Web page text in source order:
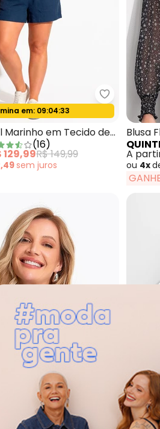
Quintess -
relâmpago
em:09:04:31
Marinho em Tecido de
(16)
129,99R$ 149,99
sem juros
Blusa
A
ou 4x
Quintess -